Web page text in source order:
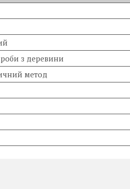
з деревини
метод